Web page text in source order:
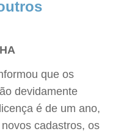
que os
devidamente
é de um ano,
cadastros, os